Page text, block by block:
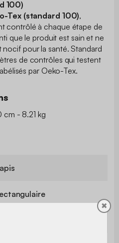
100)
Tex (standard 100),
contrôlé à chaque étape de
que le produit est sain et ne
pour la santé. Standard
de contrôles qui testent
par Oeko-Tex.
cm - 8.21 kg
✖